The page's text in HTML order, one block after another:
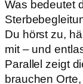
Was bedeutet
Du hörst zu,
mit – und
Parallel zeigt
brauchen